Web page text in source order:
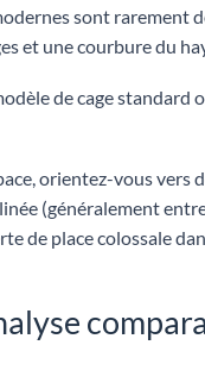
sont rarement
et une courbure du
de cage standard
orientez-vous vers
(généralement
de place colossale